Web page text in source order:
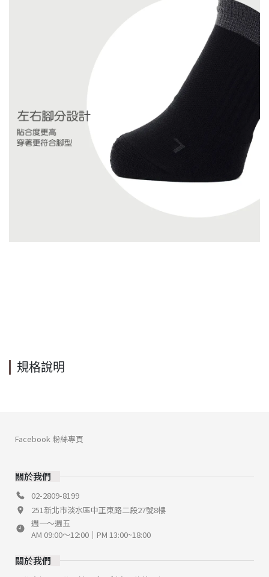
規格說明
關於我們
02-2809-8199
251新北市淡水區中正東路二段27號8樓
週一～週五
AM 09:00～12:00｜PM 13:00~18:00
關於我們
Facebook 粉絲專頁